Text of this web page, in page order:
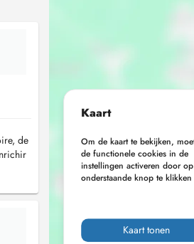
de
Kaart
Om de kaart te bekijken,
de functionele cookies in de
instellingen activeren door
onderstaande knop te klikken
Kaart tonen